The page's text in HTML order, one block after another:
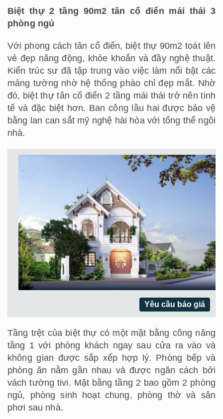
Biệt thự 2 tầng 90m2 tân cổ điển mái thái 3
phòng ngủ
Với phong cách tân cổ điển, biệt thự 90m2 toát lên
vẻ đẹp năng động, khỏe khoắn và đầy nghệ thuật.
Kiến trúc sư đã tập trung vào việc làm nổi bật các
mảng tường nhờ hệ thống phào chỉ đẹp mắt. Nhờ
đó, biệt thự tân cổ điển 2 tầng mái thái trở nên tinh
tế và đặc biệt hơn. Ban công lầu hai được bảo vệ
bằng lan can sắt mỹ nghệ hài hòa với tổng thể ngôi
nhà.
Yêu cầu báo giá
Tầng trệt của biệt thự có một mặt bằng công năng
tầng 1 với phòng khách ngay sau cửa ra vào và
không gian được sắp xếp hợp lý. Phòng bếp và
phòng ăn nằm gần nhau và được ngăn cách bởi
vách tường tivi. Mặt bằng tầng 2 bao gồm 2 phòng
ngủ, phòng sinh hoạt chung, phòng thờ và sân
phơi sau nhà.